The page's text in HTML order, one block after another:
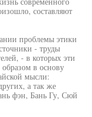
составляют
проблемы этики
- труды
- в которых эти
в основу
мысли:
а так же
фэн, Бань Гу, Сюй